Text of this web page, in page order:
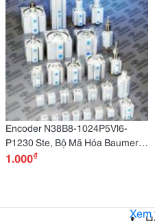
Encoder N38B8-1024P5Vl6-
P1230 Ste, Bộ Mã Hóa Baumer
Bmsv 58S1G24K00360/405053,
1.000₫
Xem